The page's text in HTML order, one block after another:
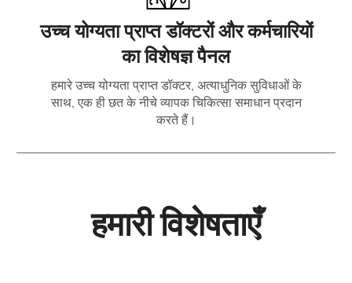
उच्च योग्यता प्राप्त डॉक्टरों और कर्मचारियों
का विशेषज्ञ पैनल
हमारे उच्च योग्यता प्राप्त डॉक्टर, अत्याधुनिक सुविधाओं के
साथ, एक ही छत के नीचे व्यापक चिकित्सा समाधान प्रदान
करते हैं।
हमारी विशेषताएँ